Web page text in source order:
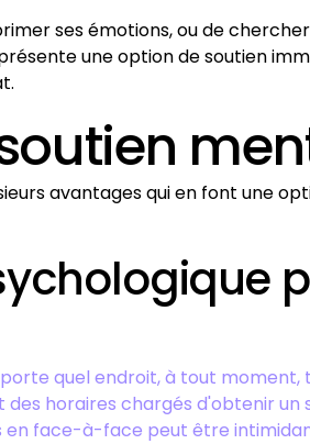
ses émotions, ou de
une option de soutien
avantages qui en font une
quel endroit, à tout
horaires chargés d'obtenir un
face-à-face peut être